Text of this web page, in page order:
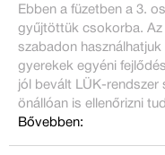
Ebben a füzetben a 3.
gyűjtöttük csokorba. Az
szabadon
gyerekek egyéni
jól bevált LÜK-rendszer
önállóan is ellenőrizni
Bővebben: